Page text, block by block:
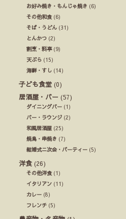
お好み焼き・もんじゃ焼き (6)
その他和食(6)
そば・うどん (31)
とんかつ (2)
割烹・料亭(9)
天ぷら (15)
海鮮・すし (14)
子ども食堂 (0)
居酒屋・バー (57)
ダイニングバー (1)
バー・ラウンジ (2)
和風居酒屋 (25)
焼鳥・串焼き (7)
結婚式ニ次会・パーティー (5)
洋食 (26)
その他洋食(1)
イタリアン (11)
カレー (8)
フレンチ (5)